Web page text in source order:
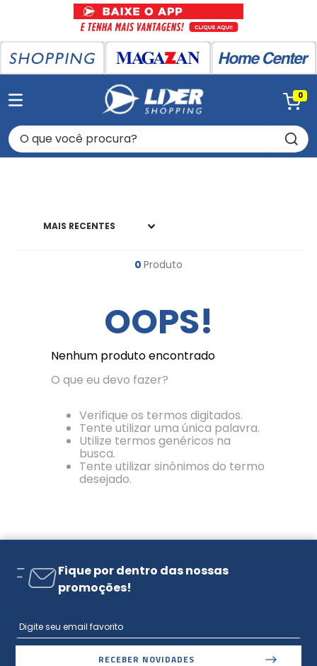
0
O que você procura?
MAIS RECENTES
0 Produto
OOPS!
Nenhum produto encontrado
O que eu devo fazer?
Verifique os termos digitados.
Tente utilizar uma única palavra.
Utilize termos genéricos na
busca.
Tente utilizar sinônimos do termo
desejado.
Fique por dentro das nossas
promoções!
RECEBER NOVIDADES